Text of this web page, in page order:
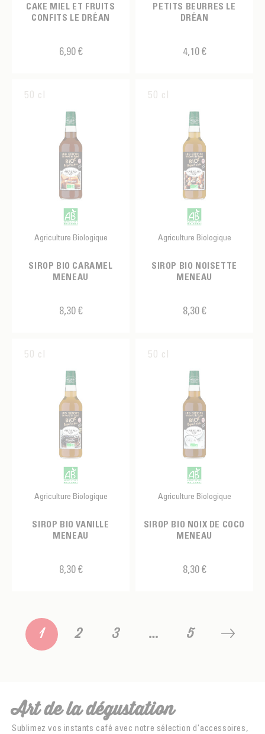
CAKE MIEL ET FRUITS
CONFITS LE DRÉAN
6,90 €
PETITS BEURRES LE
DRÉAN
4,10 €
50 cl
Agriculture Biologique
SIROP BIO CARAMEL
MENEAU
8,30 €
50 cl
Agriculture Biologique
SIROP BIO NOISETTE
MENEAU
8,30 €
50 cl
Agriculture Biologique
SIROP BIO VANILLE
MENEAU
8,30 €
50 cl
Agriculture Biologique
SIROP BIO NOIX DE COCO
MENEAU
8,30 €
1 2 3 … 5
Art de la dégustation
Sublimez vos instants café avec notre sélection d'accessoires,